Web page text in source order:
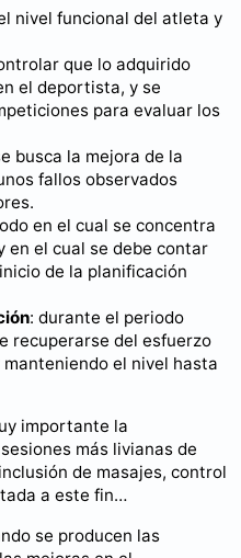
nivel funcional del atleta y
que lo adquirido
el deportista, y se
para evaluar los
busca la mejora de la
fallos observados
en el cual se concentra
en el cual se debe contar
de la planificación
: durante el periodo
recuperarse del esfuerzo
el nivel hasta
importante la
más livianas de
de masajes, control
a este fin…
se producen las